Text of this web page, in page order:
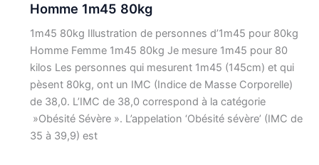
Homme 1m45 80kg
1m45 80kg Illustration de personnes d’1m45 pour 80kg
Homme Femme 1m45 80kg Je mesure 1m45 pour 80
kilos Les personnes qui mesurent 1m45 (145cm) et qui
pèsent 80kg, ont un IMC (Indice de Masse Corporelle)
de 38,0. L’IMC de 38,0 correspond à la catégorie
»Obésité Sévère ». L’appelation ‘Obésité sévère’ (IMC de
35 à 39,9) est